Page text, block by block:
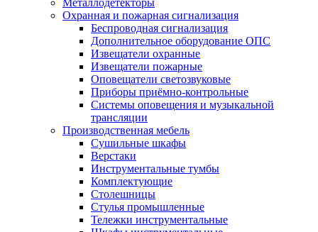
Металлодетекторы
Охранная и пожарная сигнализация
Беспроводная сигнализация
Дополнительное оборудование ОПС
Извещатели охранные
Извещатели пожарные
Оповещатели светозвуковые
Приборы приёмно-контрольные
Системы оповещения и музыкальной
трансляции
Производственная мебель
Cушильные шкафы
Верстаки
Инструментальные тумбы
Комплектующие
Столешницы
Стулья промышленные
Тележки инструментальные